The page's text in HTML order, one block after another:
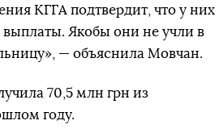
КГГА подтвердит, что у них
Якобы они не учли в
— объяснила Мовчан.
70,5 млн грн из
году.